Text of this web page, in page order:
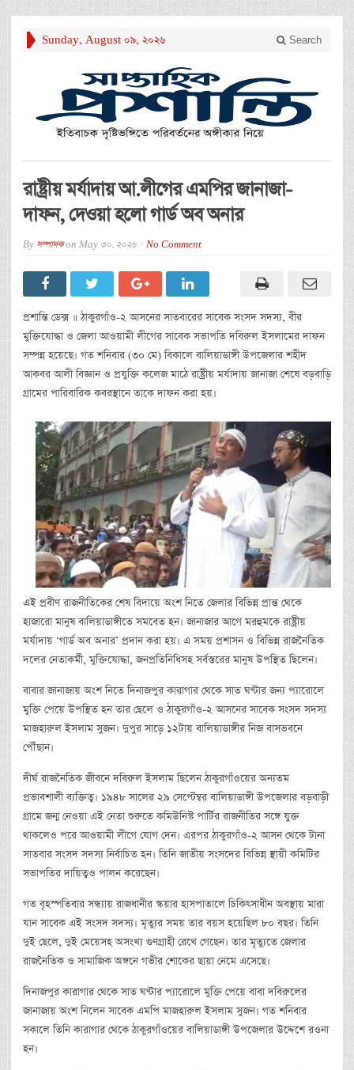
Sunday, August 09, 2026 Search
রাষ্ট্রীয় মর্যাদায় আ.লীগের এমপির জানাজা-
দাফন, দেওয়া হলো গার্ড অব অনার
By সম্পাদকon May 30, 2026 No Comment
প্রশান্তি ডেক্স ॥ ঠাকুরগাঁও-২ আসনের সাতবারের সাবেক সংসদ সদস্য, বীর
মুক্তিযোদ্ধা ও জেলা আওয়ামী লীগের সাবেক সভাপতি দবিরুল ইসলামের দাফন
সম্পন্ন হয়েছে। গত শনিবার (৩০ মে) বিকালে বালিয়াডাঙ্গী উপজেলার শহীদ
আকবর আলী বিজ্ঞান ও প্রযুক্তি কলেজ মাঠে রাষ্ট্রীয় মর্যাদায় জানাজা শেষে বড়বাড়ি
গ্রামের পারিবারিক কবরস্থানে তাকে দাফন করা হয়।
এই প্রবীণ রাজনীতিকের শেষ বিদায়ে অংশ নিতে জেলার বিভিন্ন প্রান্ত থেকে
হাজারো মানুষ বালিয়াডাঙ্গীতে সমবেত হন। জানাজার আগে মরহুমকে রাষ্ট্রীয়
মর্যাদায় ‘গার্ড অব অনার’ প্রদান করা হয়। এ সময় প্রশাসন ও বিভিন্ন রাজনৈতিক
দলের নেতাকর্মী, মুক্তিযোদ্ধা, জনপ্রতিনিধিসহ সর্বস্তরের মানুষ উপস্থিত ছিলেন।
বাবার জানাজায় অংশ নিতে দিনাজপুর কারাগার থেকে সাত ঘণ্টার জন্য প্যারোলে
মুক্তি পেয়ে উপস্থিত হন তার ছেলে ও ঠাকুরগাঁও-২ আসনের সাবেক সংসদ সদস্য
মাজহারুল ইসলাম সুজন। দুপুর সাড়ে ১২টায় বালিয়াডাঙ্গীর নিজ বাসভবনে
পৌঁছান।
দীর্ঘ রাজনৈতিক জীবনে দবিরুল ইসলাম ছিলেন ঠাকুরগাঁওয়ের অন্যতম
প্রভাবশালী ব্যক্তিত্ব। ১৯৪৮ সালের ২৯ সেপ্টেম্বর বালিয়াডাঙ্গী উপজেলার বড়বাড়ী
গ্রামে জন্ম নেওয়া এই নেতা শুরুতে কমিউনিস্ট পার্টির রাজনীতির সঙ্গে যুক্ত
থাকলেও পরে আওয়ামী লীগে যোগ দেন। এরপর ঠাকুরগাঁও-২ আসন থেকে টানা
সাতবার সংসদ সদস্য নির্বাচিত হন। তিনি জাতীয় সংসদের বিভিন্ন স্থায়ী কমিটির
সভাপতির দায়িত্বও পালন করেছেন।
গত বৃহস্পতিবার সন্ধ্যায় রাজধানীর স্কয়ার হাসপাতালে চিকিৎসাধীন অবস্থায় মারা
যান সাবেক এই সংসদ সদস্য। মৃত্যুর সময় তার বয়স হয়েছিল ৮০ বছর। তিনি
দুই ছেলে, দুই মেয়েসহ অসংখ্য গুণগ্রাহী রেখে গেছেন। তার মৃত্যুতে জেলার
রাজনৈতিক ও সামাজিক অঙ্গনে গভীর শোকের ছায়া নেমে এসেছে।
দিনাজপুর কারাগার থেকে সাত ঘণ্টার প্যারোলে মুক্তি পেয়ে বাবা দবিরুলের
জানাজায় অংশ নিলেন সাবেক এমপি মাজহারুল ইসলাম সুজন। গত শনিবার
সকালে তিনি কারাগার থেকে ঠাকুরগাঁওয়ের বালিয়াডাঙ্গী উপজেলার উদ্দেশে রওনা
হন।